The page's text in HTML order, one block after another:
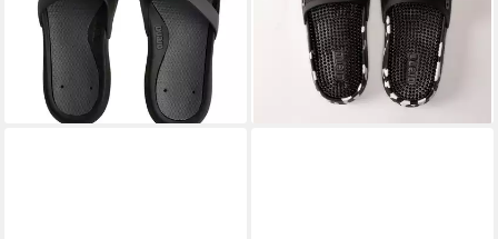
ab 24,99 € UVP 35,95 €
lieferbar - in 1-2 Werktagen bei dir